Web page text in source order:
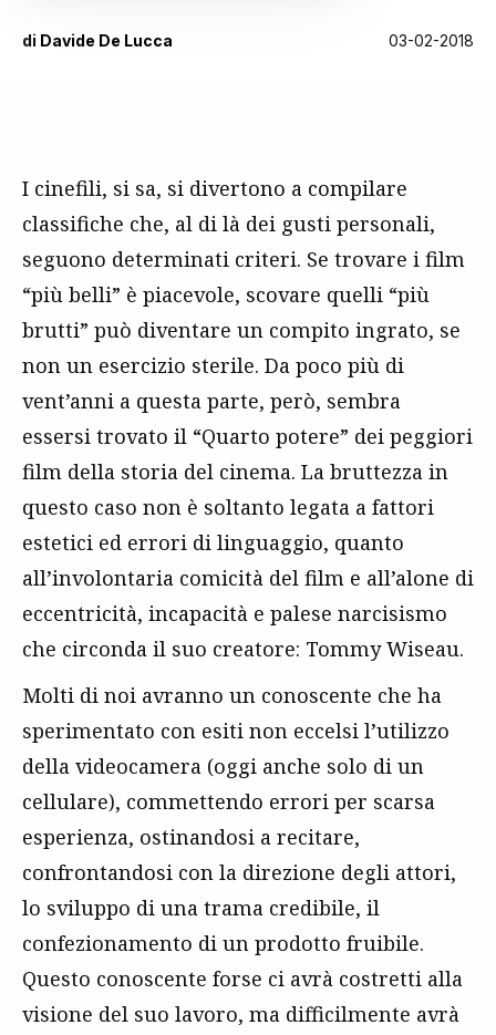
di Davide De Lucca 03-02-2018
I cinefili, si sa, si divertono a compilare
classifiche che, al di là dei gusti personali,
seguono determinati criteri. Se trovare i film
“più belli” è piacevole, scovare quelli “più
brutti” può diventare un compito ingrato, se
non un esercizio sterile. Da poco più di
vent’anni a questa parte, però, sembra
essersi trovato il “Quarto potere” dei peggiori
film della storia del cinema. La bruttezza in
questo caso non è soltanto legata a fattori
estetici ed errori di linguaggio, quanto
all’involontaria comicità del film e all’alone di
eccentricità, incapacità e palese narcisismo
che circonda il suo creatore: Tommy Wiseau.
Molti di noi avranno un conoscente che ha
sperimentato con esiti non eccelsi l’utilizzo
della videocamera (oggi anche solo di un
cellulare), commettendo errori per scarsa
esperienza, ostinandosi a recitare,
confrontandosi con la direzione degli attori,
lo sviluppo di una trama credibile, il
confezionamento di un prodotto fruibile.
Questo conoscente forse ci avrà costretti alla
visione del suo lavoro, ma difficilmente avrà